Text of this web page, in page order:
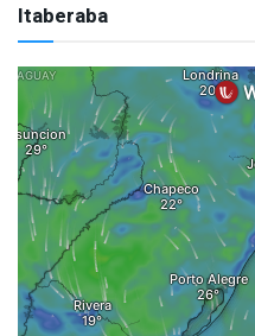
Itaberaba